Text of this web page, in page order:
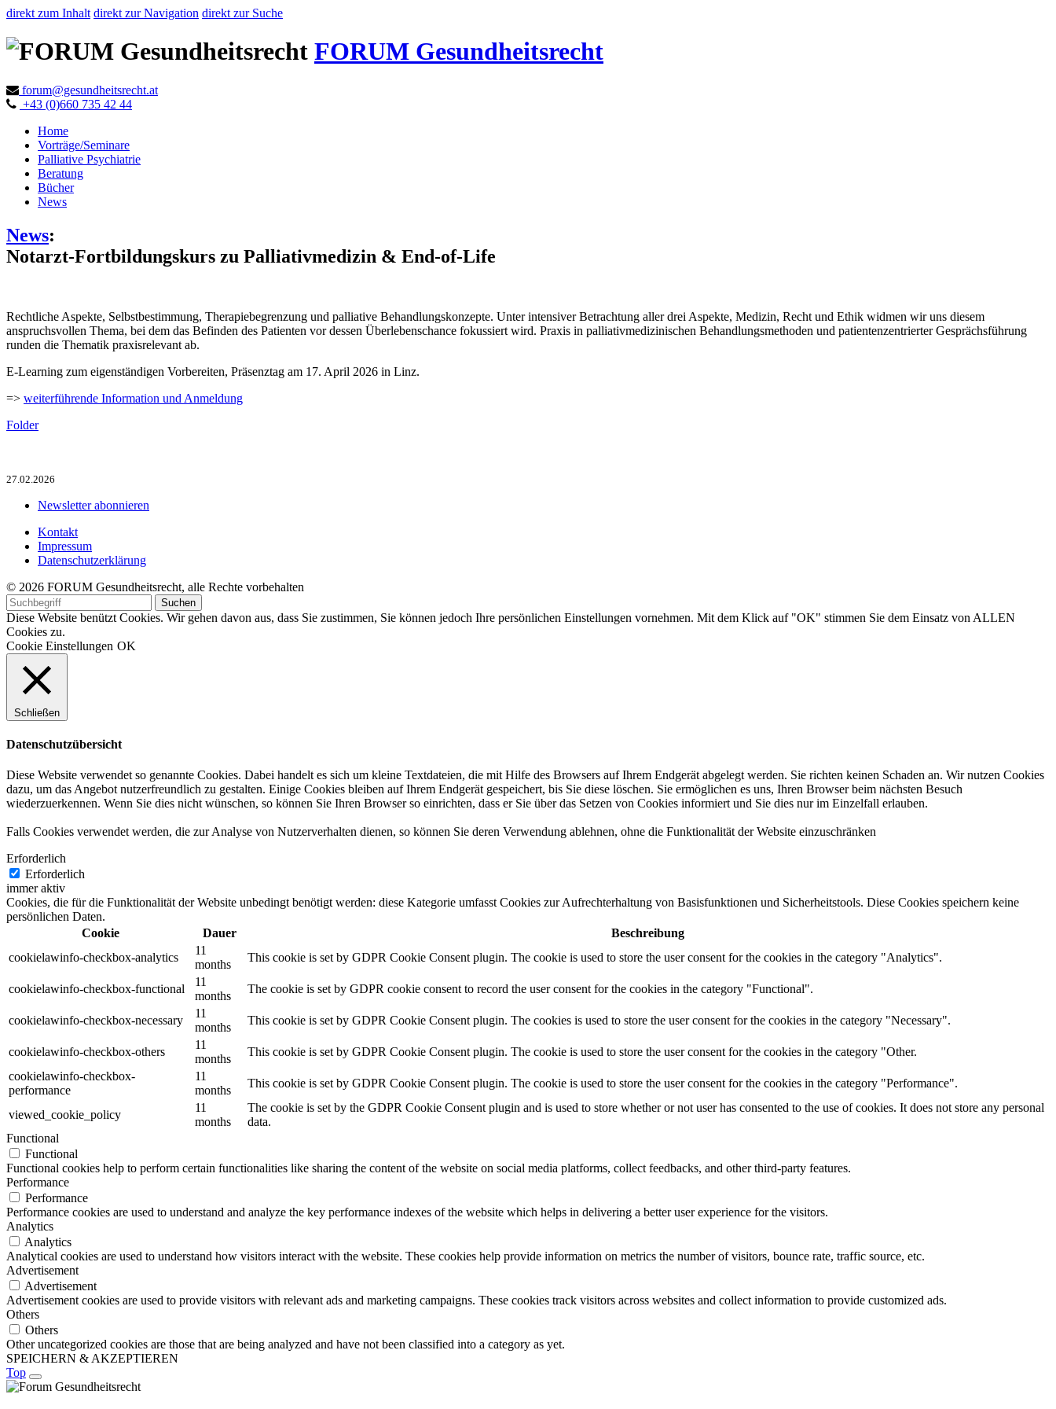
direkt zum Inhalt direkt zur Navigation direkt zur Suche
FORUM Gesundheitsrecht
forum@gesundheitsrecht.at
+43 (0)660 735 42 44
Home
Vorträge/Seminare
Palliative Psychiatrie
Beratung
Bücher
News
News:
Notarzt-Fortbildungskurs zu Palliativmedizin & End-of-Life
Rechtliche Aspekte, Selbstbestimmung, Therapiebegrenzung und palliative Behandlungskonzepte. Unter intensiver Betrachtung aller drei Aspekte, Medizin, Recht und Ethik widmen wir uns diesem
anspruchsvollen Thema, bei dem das Befinden des Patienten vor dessen Überlebenschance fokussiert wird. Praxis in palliativmedizinischen Behandlungsmethoden und patientenzentrierter Gesprächsführung
runden die Thematik praxisrelevant ab.
E-Learning zum eigenständigen Vorbereiten, Präsenztag am 17. April 2026 in Linz.
=> weiterführende Information und Anmeldung
Folder
27.02.2026
Newsletter abonnieren
Kontakt
Impressum
Datenschutzerklärung
© 2026 FORUM Gesundheitsrecht, alle Rechte vorbehalten
Diese Website benützt Cookies. Wir gehen davon aus, dass Sie zustimmen, Sie können jedoch Ihre persönlichen Einstellungen vornehmen. Mit dem Klick auf "OK" stimmen Sie dem Einsatz von ALLEN
Cookies zu.
Cookie Einstellungen OK
Schließen
Datenschutzübersicht
Diese Website verwendet so genannte Cookies. Dabei handelt es sich um kleine Textdateien, die mit Hilfe des Browsers auf Ihrem Endgerät abgelegt werden. Sie richten keinen Schaden an. Wir nutzen Cookies
dazu, um das Angebot nutzerfreundlich zu gestalten. Einige Cookies bleiben auf Ihrem Endgerät gespeichert, bis Sie diese löschen. Sie ermöglichen es uns, Ihren Browser beim nächsten Besuch
wiederzuerkennen. Wenn Sie dies nicht wünschen, so können Sie Ihren Browser so einrichten, dass er Sie über das Setzen von Cookies informiert und Sie dies nur im Einzelfall erlauben.
Falls Cookies verwendet werden, die zur Analyse von Nutzerverhalten dienen, so können Sie deren Verwendung ablehnen, ohne die Funktionalität der Website einzuschränken
Erforderlich
Erforderlich
immer aktiv
Cookies, die für die Funktionalität der Website unbedingt benötigt werden: diese Kategorie umfasst Cookies zur Aufrechterhaltung von Basisfunktionen und Sicherheitstools. Diese Cookies speichern keine
persönlichen Daten.
Cookie
Dauer
Beschreibung
cookielawinfo-checkbox-analytics
11
months
This cookie is set by GDPR Cookie Consent plugin. The cookie is used to store the user consent for the cookies in the category "Analytics".
cookielawinfo-checkbox-functional
11
months
The cookie is set by GDPR cookie consent to record the user consent for the cookies in the category "Functional".
cookielawinfo-checkbox-necessary
11
months
This cookie is set by GDPR Cookie Consent plugin. The cookies is used to store the user consent for the cookies in the category "Necessary".
cookielawinfo-checkbox-others
11
months
This cookie is set by GDPR Cookie Consent plugin. The cookie is used to store the user consent for the cookies in the category "Other.
cookielawinfo-checkbox-
performance
11
months
This cookie is set by GDPR Cookie Consent plugin. The cookie is used to store the user consent for the cookies in the category "Performance".
viewed_cookie_policy
11
months
The cookie is set by the GDPR Cookie Consent plugin and is used to store whether or not user has consented to the use of cookies. It does not store any personal
data.
Functional
Functional
Functional cookies help to perform certain functionalities like sharing the content of the website on social media platforms, collect feedbacks, and other third-party features.
Performance
Performance
Performance cookies are used to understand and analyze the key performance indexes of the website which helps in delivering a better user experience for the visitors.
Analytics
Analytics
Analytical cookies are used to understand how visitors interact with the website. These cookies help provide information on metrics the number of visitors, bounce rate, traffic source, etc.
Advertisement
Advertisement
Advertisement cookies are used to provide visitors with relevant ads and marketing campaigns. These cookies track visitors across websites and collect information to provide customized ads.
Others
Others
Other uncategorized cookies are those that are being analyzed and have not been classified into a category as yet.
SPEICHERN & AKZEPTIEREN
Top